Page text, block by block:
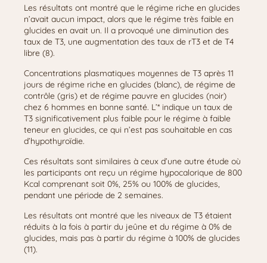
Les résultats ont montré que le régime riche en glucides
n’avait aucun impact, alors que le régime très faible en
glucides en avait un. Il a provoqué une diminution des
taux de T3, une augmentation des taux de rT3 et de T4
libre (8).
Concentrations plasmatiques moyennes de T3 après 11
jours de régime riche en glucides (blanc), de régime de
contrôle (gris) et de régime pauvre en glucides (noir)
chez 6 hommes en bonne santé. L’* indique un taux de
T3 significativement plus faible pour le régime à faible
teneur en glucides, ce qui n’est pas souhaitable en cas
d’hypothyroïdie.
Ces résultats sont similaires à ceux d’une autre étude où
les participants ont reçu un régime hypocalorique de 800
Kcal comprenant soit 0%, 25% ou 100% de glucides,
pendant une période de 2 semaines.
Les résultats ont montré que les niveaux de T3 étaient
réduits à la fois à partir du jeûne et du régime à 0% de
glucides, mais pas à partir du régime à 100% de glucides
(11).